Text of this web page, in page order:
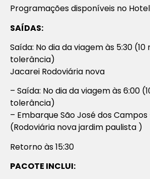
Programações disponíveis no
SAÍDAS:
Saída: No dia da viagem às 5:30 (10
tolerância)
Jacarei Rodoviária nova
– Saída: No dia da viagem às 6:00
tolerância)
– Embarque São José dos
(Rodoviária nova jardim paulista )
Retorno às 15:30
PACOTE INCLUI: